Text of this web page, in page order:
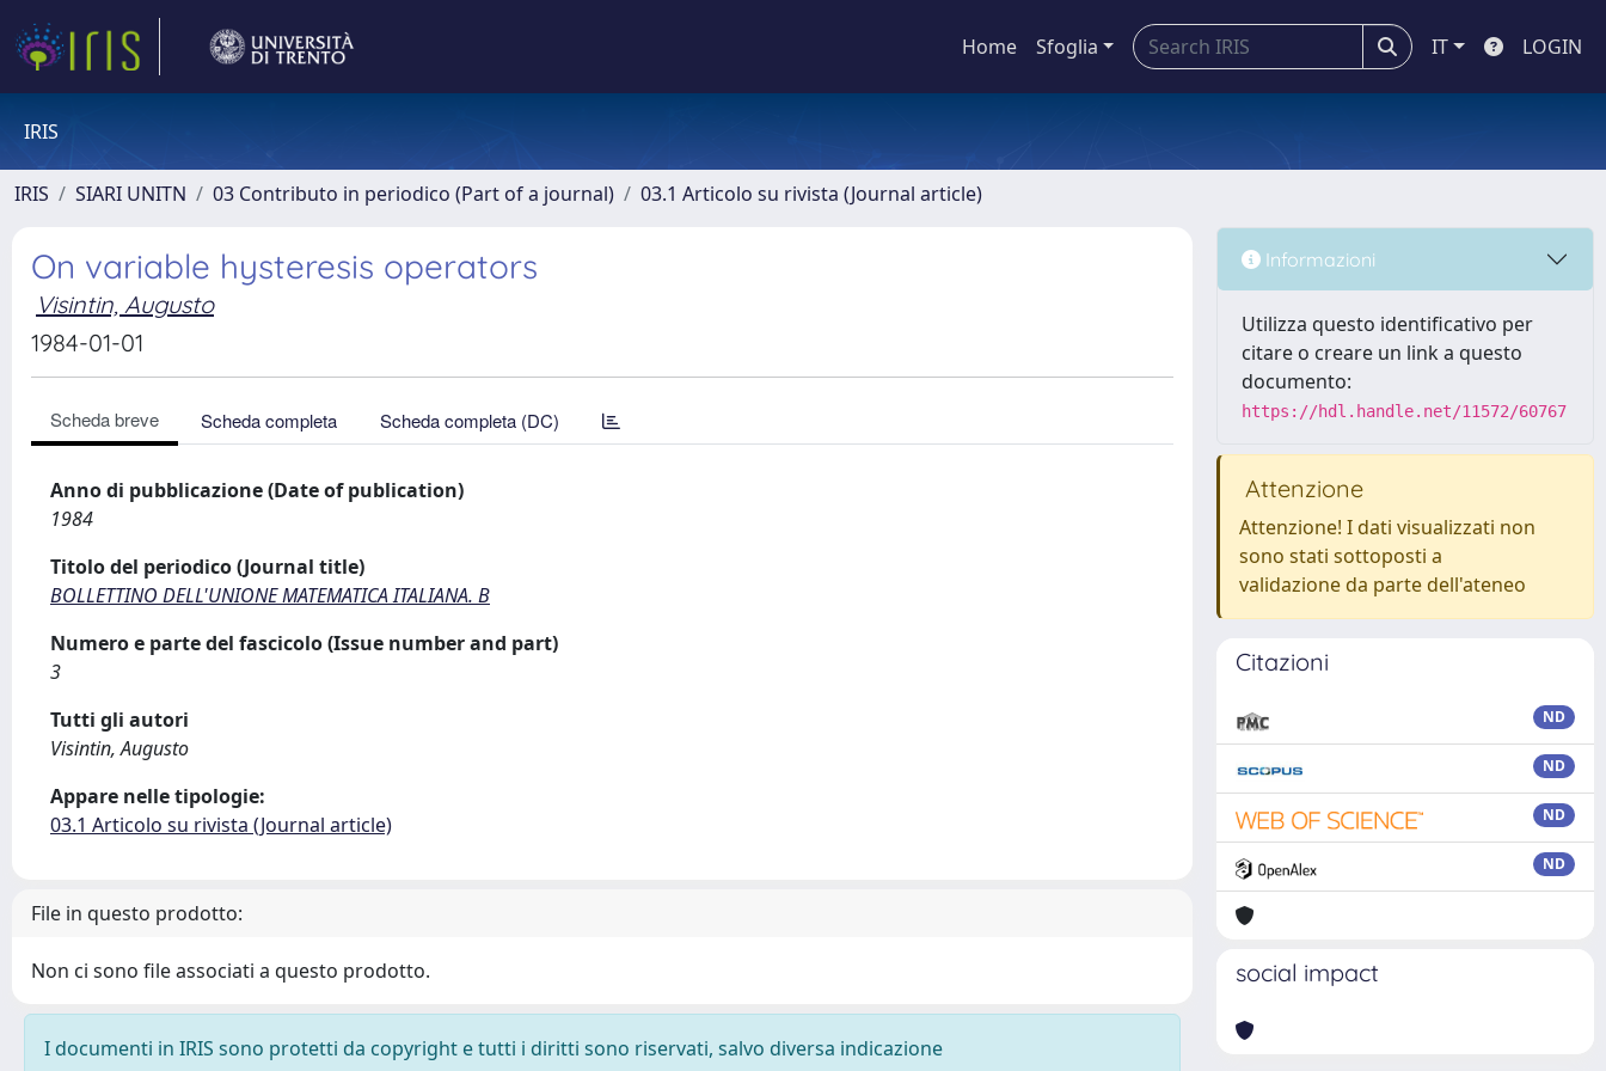
Home Sfoglia IT LOGIN
IRIS
IRIS SIARI UNITN 03 Contributo in periodico (Part of a journal) 03.1 Articolo su rivista (Journal article)
On variable hysteresis operators
Visintin, Augusto
1984-01-01
Scheda breve Scheda completa Scheda completa (DC)
Anno di pubblicazione (Date of publication)
1984
Titolo del periodico (Journal title)
BOLLETTINO DELL'UNIONE MATEMATICA ITALIANA. B
Numero e parte del fascicolo (Issue number and part)
3
Tutti gli autori
Visintin, Augusto
Appare nelle tipologie:
03.1 Articolo su rivista (Journal article)
File in questo prodotto:
Non ci sono file associati a questo prodotto.
I documenti in IRIS sono protetti da copyright e tutti i diritti sono riservati, salvo diversa indicazione
Informazioni
Utilizza questo identificativo per
citare o creare un link a questo
documento:
https://hdl.handle.net/11572/60767
Attenzione
Attenzione! I dati visualizzati non
sono stati sottoposti a
validazione da parte dell'ateneo
Citazioni
ND
ND
ND
ND
social impact